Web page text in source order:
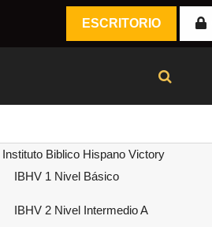
ESCRITORIO
Instituto Biblico Hispano Victory
IBHV 1 Nivel Básico
IBHV 2 Nivel Intermedio A